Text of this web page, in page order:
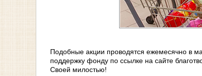
Подобные акции проводятся ежемесячно в
поддержку фонду по ссылке на сайте
Своей милостью!